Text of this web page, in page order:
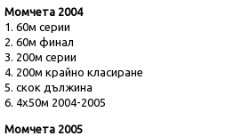
Момчета 2004
1. 60м серии
2. 60м финал
3. 200м серии
4. 200м крайно класиране
5. скок дължина
6. 4х50м 2004-2005
Момчета 2005